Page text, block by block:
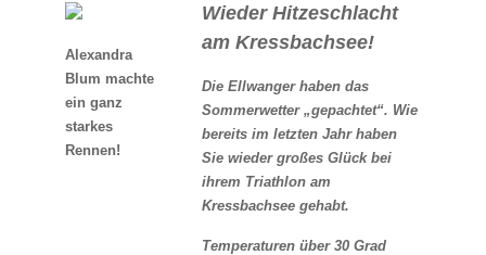
Alexandra
Blum machte
ein ganz
starkes
Rennen!
Wieder Hitzeschlacht
am Kressbachsee!
Die Ellwanger haben das
Sommerwetter „gepachtet“. Wie
bereits im letzten Jahr haben
Sie wieder großes Glück bei
ihrem Triathlon am
Kressbachsee gehabt.
Temperaturen über 30 Grad